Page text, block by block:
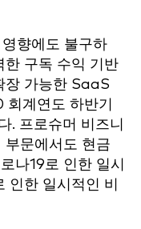
향에도 불구하
한 구독 수익 기반
장 가능한 SaaS
계연도 하반기
. 프로슈머 비즈니
부문에서도 현금
나19로 인한 일시
인한 일시적인 비